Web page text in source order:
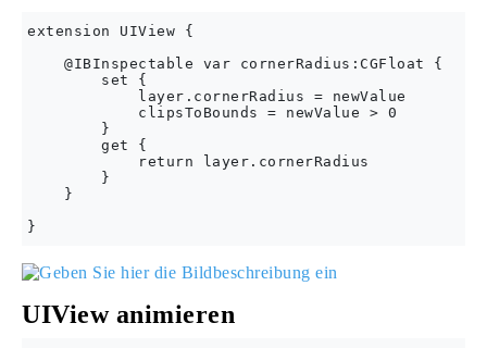
extension UIView {
    @IBInspectable var cornerRadius:CGFloat {
        set {
            layer.cornerRadius = newValue
            clipsToBounds = newValue > 0
        }
        get {
            return layer.cornerRadius
        }
    }
UIView animieren